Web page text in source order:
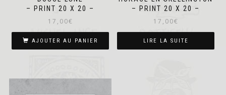
– PRINT 20 X 20 –
17,00€
AJOUTER AU PANIER
– PRINT 20 X 20 –
17,00€
LIRE LA SUITE